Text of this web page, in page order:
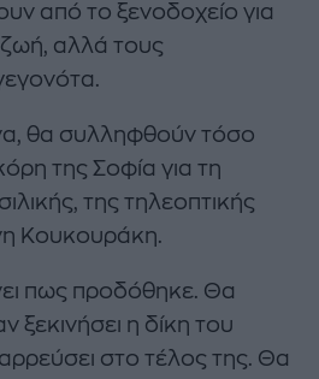
από το ξενοδοχείο για
αλλά τους
θα συλληφθούν τόσο
της Σοφία για τη
της τηλεοπτικής
Κουκουράκη.
πως προδόθηκε. Θα
ξεκινήσει η δίκη του
στο τέλος της. Θα